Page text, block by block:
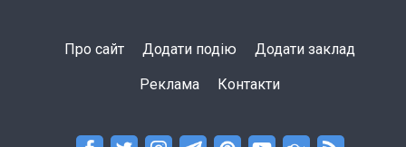
Про сайт Додати подію Додати заклад
Реклама Контакти